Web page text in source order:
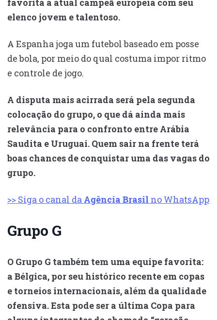
favorita a atual campeã europeia com seu
elenco jovem e talentoso.
A Espanha joga um futebol baseado em posse
de bola, por meio do qual costuma impor ritmo
e controle de jogo.
A disputa mais acirrada será pela segunda
colocação do grupo, o que dá ainda mais
relevância para o confronto entre Arábia
Saudita e Uruguai. Quem sair na frente terá
boas chances de conquistar uma das vagas do
grupo.
>> Siga o canal da Agência Brasil no WhatsApp
Grupo G
O Grupo G também tem uma equipe favorita:
a Bélgica, por seu histórico recente em copas
e torneios internacionais, além da qualidade
ofensiva. Esta pode ser a última Copa para